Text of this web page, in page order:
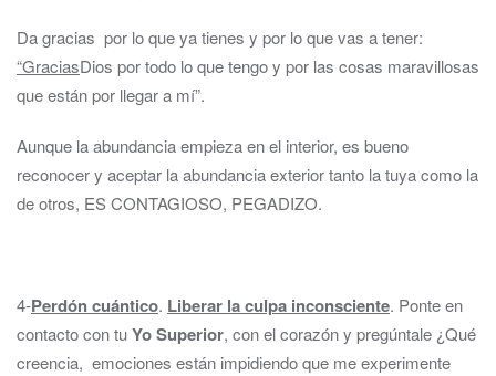
Da gracias por lo que ya tienes y por lo que vas a tener:
“GraciasDios por todo lo que tengo y por las cosas maravillosas
que están por llegar a mí”.
Aunque la abundancia empieza en el interior, es bueno
reconocer y aceptar la abundancia exterior tanto la tuya como la
de otros, ES CONTAGIOSO, PEGADIZO.
4-Perdón cuántico. Liberar la culpa inconsciente. Ponte en
contacto con tuYo Superior, con el corazón y pregúntale ¿Qué
creencia, emociones están impidiendo que me experimente